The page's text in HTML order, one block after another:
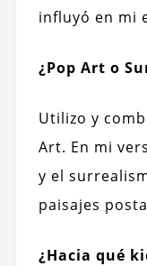
influyó en mi
¿Pop Art o
Utilizo y
Art. En mi
y el
paisajes
¿Hacia qué